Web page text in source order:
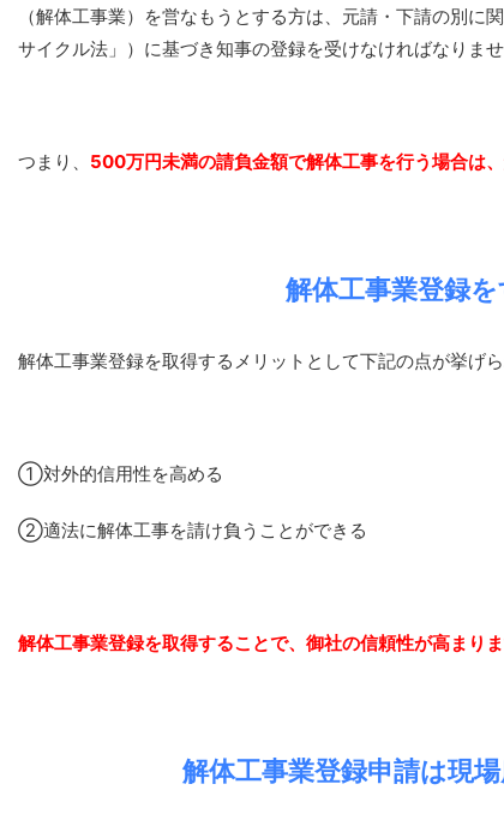
（解体工事業）を営なもうとする方は、元請・下請の別
サイクル法」）に基づき知事の登録を受けなければなりませ
つまり、 500万円未満の請負金額で解体工事を行う場合は
解体工事業登録
解体工事業登録を取得するメリットとして下記の点が挙げら
①対外的信用性を高める
②適法に解体工事を請け負うことができる
解体工事業登録を取得することで、御社の信頼性が高まりま
解体工事業登録申請は現